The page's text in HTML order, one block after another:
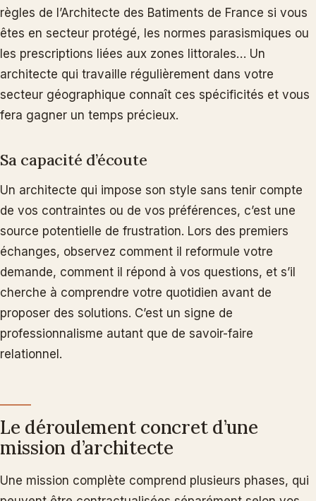
règles de l’Architecte des Batiments de France si vous
êtes en secteur protégé, les normes parasismiques ou
les prescriptions liées aux zones littorales… Un
architecte qui travaille régulièrement dans votre
secteur géographique connaît ces spécificités et vous
fera gagner un temps précieux.
Sa capacité d’écoute
Un architecte qui impose son style sans tenir compte
de vos contraintes ou de vos préférences, c’est une
source potentielle de frustration. Lors des premiers
échanges, observez comment il reformule votre
demande, comment il répond à vos questions, et s’il
cherche à comprendre votre quotidien avant de
proposer des solutions. C’est un signe de
professionnalisme autant que de savoir-faire
relationnel.
Le déroulement concret d’une
mission d’architecte
Une mission complète comprend plusieurs phases, qui